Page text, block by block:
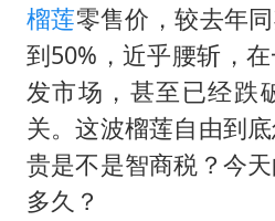
榴莲零售价，较去年
到50%，近乎腰斩，
发市场，甚至已经跌
关。这波榴莲自由到
贵是不是智商税？今
多久？